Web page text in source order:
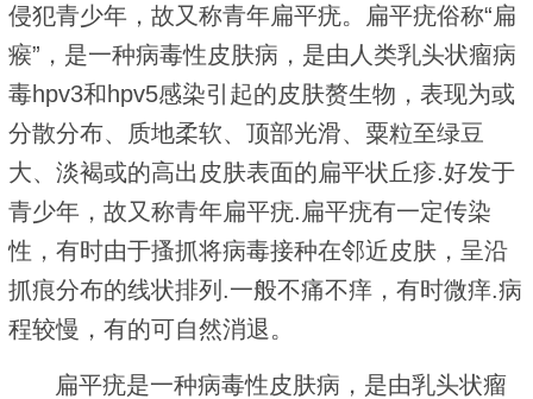
侵犯青少年，故又称青年扁平疣。扁平疣俗称“扁
瘊”，是一种病毒性皮肤病，是由人类乳头状瘤病
毒hpv3和hpv5感染引起的皮肤赘生物，表现为或
分散分布、质地柔软、顶部光滑、粟粒至绿豆
大、淡褐或的高出皮肤表面的扁平状丘疹.好发于
青少年，故又称青年扁平疣.扁平疣有一定传染
性，有时由于搔抓将病毒接种在邻近皮肤，呈沿
抓痕分布的线状排列.一般不痛不痒，有时微痒.病
程较慢，有的可自然消退。
扁平疣是一种病毒性皮肤病，是由乳头状瘤